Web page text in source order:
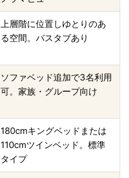
上層階に位置しゆとりのあ
る空間。バスタブあり
ソファベッド追加で3名利用
可。家族・グループ向け
180cmキングベッドまたは
110cmツインベッド。標準
タイプ